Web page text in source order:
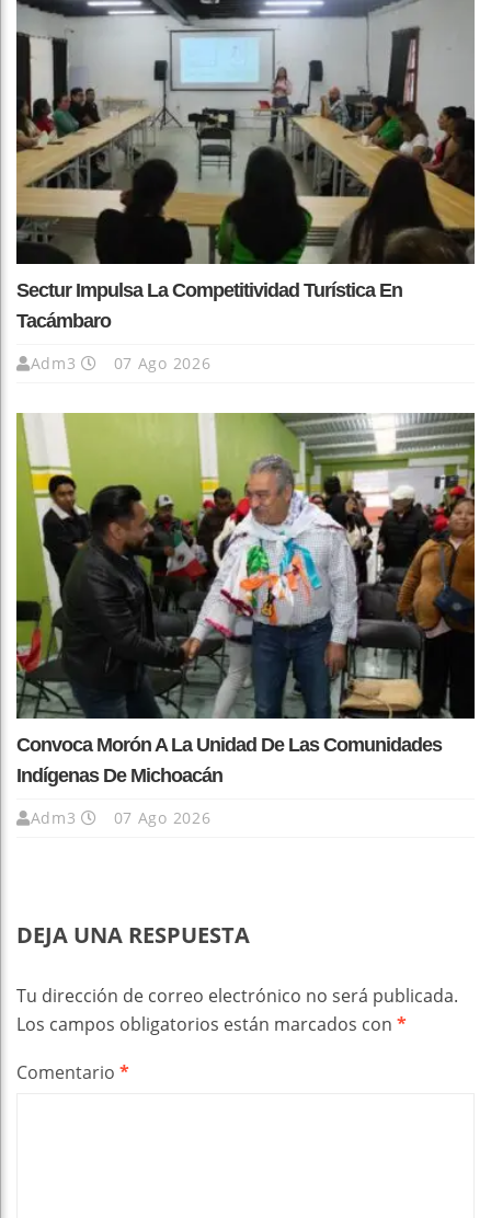
Sectur Impulsa La Competitividad Turística En
Tacámbaro
Adm3 07 Ago 2026
Convoca Morón A La Unidad De Las Comunidades
Indígenas De Michoacán
Adm3 07 Ago 2026
DEJA UNA RESPUESTA
Tu dirección de correo electrónico no será publicada.
Los campos obligatorios están marcados con *
Comentario *